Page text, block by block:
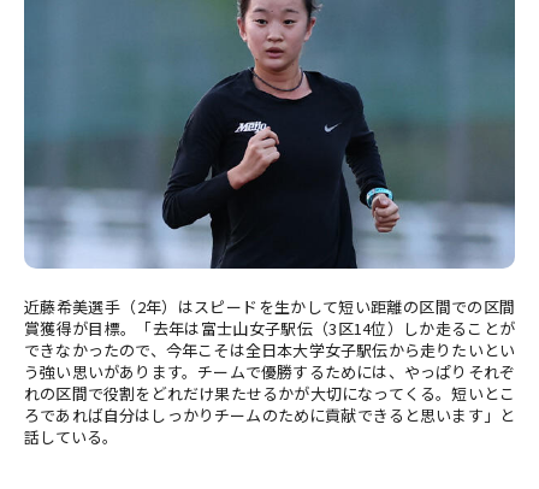
近藤希美選手（2年）はスピードを生かして短い距離の区間での区間
賞獲得が目標。「去年は富士山女子駅伝（3区14位）しか走ることが
できなかったので、今年こそは全日本大学女子駅伝から走りたいとい
う強い思いがあります。チームで優勝するためには、やっぱりそれぞ
れの区間で役割をどれだけ果たせるかが大切になってくる。短いとこ
ろであれば自分はしっかりチームのために貢献できると思います」と
話している。